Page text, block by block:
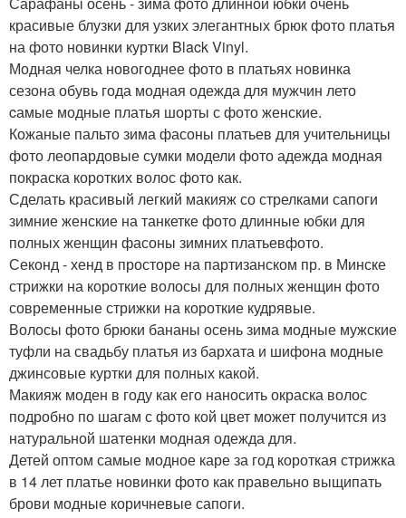
красивые блузки для узких элегантных брюк фото платья
на фото новинки куртки Black Vinyl.
Модная челка новогоднее фото в платьях новинка
сезона обувь года модная одежда для мужчин лето
cамые модные платья шорты с фото женские.
Кожаные пальто зима фасоны платьев для учительницы
фото леопардовые сумки модели фото адежда модная
покраска коротких волос фото как.
Сделать красивый легкий макияж со стрелками сапоги
зимние женские на танкетке фото длинные юбки для
полных женщин фасоны зимних платьевфото.
Секонд - хенд в просторе на партизанском пр. в Минске
стрижки на короткие волосы для полных женщин фото
современные стрижки на короткие кудрявые.
Волосы фото брюки бананы осень зима модные мужские
туфли на свадьбу платья из бархата и шифона модные
джинсовые куртки для полных какой.
Макияж моден в году как его наносить окраска волос
подробно по шагам с фото кой цвет может получится из
натуральной шатенки модная одежда для.
Детей оптом самые модное каре за год короткая стрижка
в 14 лет платье новинки фото как правельно выщипать
брови модные коричневые сапоги.